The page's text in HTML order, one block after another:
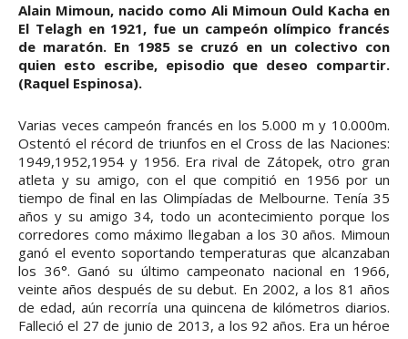
Alain Mimoun, nacido como Ali Mimoun Ould Kacha en
El Telagh en 1921, fue un campeón olímpico francés
de maratón. En 1985 se cruzó en un colectivo con
quien esto escribe, episodio que deseo compartir.
(Raquel Espinosa).
Varias veces campeón francés en los 5.000 m y 10.000m.
Ostentó el récord de triunfos en el Cross de las Naciones:
1949,1952,1954 y 1956. Era rival de Zátopek, otro gran
atleta y su amigo, con el que compitió en 1956 por un
tiempo de final en las Olimpíadas de Melbourne. Tenía 35
años y su amigo 34, todo un acontecimiento porque los
corredores como máximo llegaban a los 30 años. Mimoun
ganó el evento soportando temperaturas que alcanzaban
los 36°. Ganó su último campeonato nacional en 1966,
veinte años después de su debut. En 2002, a los 81 años
de edad, aún recorría una quincena de kilómetros diarios.
Falleció el 27 de junio de 2013, a los 92 años. Era un héroe